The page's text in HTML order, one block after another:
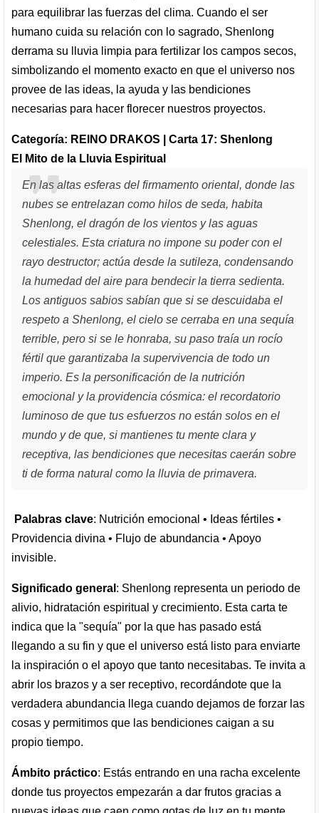
para equilibrar las fuerzas del clima. Cuando el ser
humano cuida su relación con lo sagrado, Shenlong
derrama su lluvia limpia para fertilizar los campos secos,
simbolizando el momento exacto en que el universo nos
provee de las ideas, la ayuda y las bendiciones
necesarias para hacer florecer nuestros proyectos.
Categoría: REINO DRAKOS | Carta 17: Shenlong
El Mito de la Lluvia Espiritual
En las altas esferas del firmamento oriental, donde las
nubes se entrelazan como hilos de seda, habita
Shenlong, el dragón de los vientos y las aguas
celestiales. Esta criatura no impone su poder con el
rayo destructor; actúa desde la sutileza, condensando
la humedad del aire para bendecir la tierra sedienta.
Los antiguos sabios sabían que si se descuidaba el
respeto a Shenlong, el cielo se cerraba en una sequía
terrible, pero si se le honraba, su paso traía un rocío
fértil que garantizaba la supervivencia de todo un
imperio. Es la personificación de la nutrición
emocional y la providencia cósmica: el recordatorio
luminoso de que tus esfuerzos no están solos en el
mundo y de que, si mantienes tu mente clara y
receptiva, las bendiciones que necesitas caerán sobre
ti de forma natural como la lluvia de primavera.
Palabras clave: Nutrición emocional • Ideas fértiles •
Providencia divina • Flujo de abundancia • Apoyo
invisible.
Significado general : Shenlong representa un periodo de
alivio, hidratación espiritual y crecimiento. Esta carta te
indica que la "sequía" por la que has pasado está
llegando a su fin y que el universo está listo para enviarte
la inspiración o el apoyo que tanto necesitabas. Te invita a
abrir los brazos y a ser receptivo, recordándote que la
verdadera abundancia llega cuando dejamos de forzar las
cosas y permitimos que las bendiciones caigan a su
propio tiempo.
Ámbito práctico: Estás entrando en una racha excelente
donde tus proyectos empezarán a dar frutos gracias a